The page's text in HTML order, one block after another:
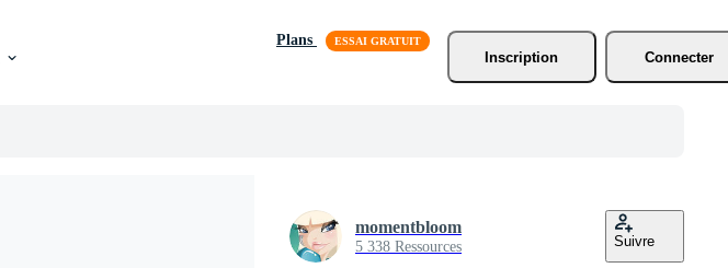
Plans
Inscription
Connecter
momentbloom
5 338 Ressources Suivre